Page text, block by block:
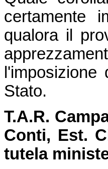
certamente
qualora il
Stato.
T.A.R.
Conti, Est.
tutela